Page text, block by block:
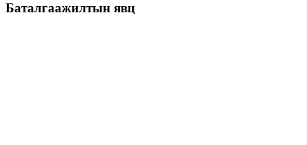
Баталгаажилтын явц